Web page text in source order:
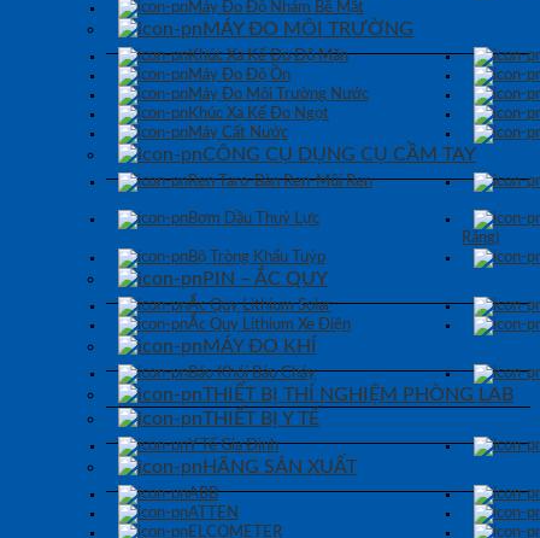
Máy Đo Độ Nhám Bề Mặt
MÁY ĐO MÔI TRƯỜNG
Khúc Xạ Kế Đo Độ Mặn
Máy Đo Độ Ồn
Máy Đo Môi Trường Nước
Khúc Xạ Kế Đo Ngọt
Máy Cất Nước
CÔNG CỤ DỤNG CỤ CẦM TAY
Ren Taro-Bàn Ren-Mũi Ren
Bơm Dầu Thuỷ Lực
Răng)
Bộ Tròng Khẩu Tuýp
PIN – ẮC QUY
Ắc Quy Lithium Solar
Ắc Quy Lithium Xe Điện
MÁY ĐO KHÍ
Báo Khói Báo Cháy
THIẾT BỊ THÍ NGHIỆM PHÒNG LAB
THIẾT BỊ Y TẾ
Y Tế Gia Đình
HÃNG SẢN XUẤT
ABB
ATTEN
ELCOMETER